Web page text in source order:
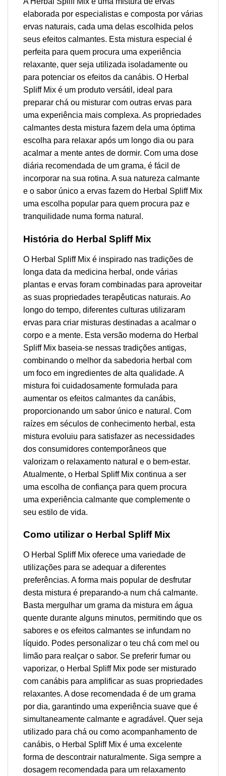
elaborada por especialistas e composta por várias
ervas naturais, cada uma delas escolhida pelos
seus efeitos calmantes. Esta mistura especial é
perfeita para quem procura uma experiência
relaxante, quer seja utilizada isoladamente ou
para potenciar os efeitos da canábis. O Herbal
Spliff Mix é um produto versátil, ideal para
preparar chá ou misturar com outras ervas para
uma experiência mais complexa. As propriedades
calmantes desta mistura fazem dela uma óptima
escolha para relaxar após um longo dia ou para
acalmar a mente antes de dormir. Com uma dose
diária recomendada de um grama, é fácil de
incorporar na sua rotina. A sua natureza calmante
e o sabor único a ervas fazem do Herbal Spliff Mix
uma escolha popular para quem procura paz e
tranquilidade numa forma natural.
História do Herbal Spliff Mix
O Herbal Spliff Mix é inspirado nas tradições de
longa data da medicina herbal, onde várias
plantas e ervas foram combinadas para aproveitar
as suas propriedades terapêuticas naturais. Ao
longo do tempo, diferentes culturas utilizaram
ervas para criar misturas destinadas a acalmar o
corpo e a mente. Esta versão moderna do Herbal
Spliff Mix baseia-se nessas tradições antigas,
combinando o melhor da sabedoria herbal com
um foco em ingredientes de alta qualidade. A
mistura foi cuidadosamente formulada para
aumentar os efeitos calmantes da canábis,
proporcionando um sabor único e natural. Com
raízes em séculos de conhecimento herbal, esta
mistura evoluiu para satisfazer as necessidades
dos consumidores contemporâneos que
valorizam o relaxamento natural e o bem-estar.
Atualmente, o Herbal Spliff Mix continua a ser
uma escolha de confiança para quem procura
uma experiência calmante que complemente o
seu estilo de vida.
Como utilizar o Herbal Spliff Mix
O Herbal Spliff Mix oferece uma variedade de
utilizações para se adequar a diferentes
preferências. A forma mais popular de desfrutar
desta mistura é preparando-a num chá calmante.
Basta mergulhar um grama da mistura em água
quente durante alguns minutos, permitindo que os
sabores e os efeitos calmantes se infundam no
líquido. Podes personalizar o teu chá com mel ou
limão para realçar o sabor. Se preferir fumar ou
vaporizar, o Herbal Spliff Mix pode ser misturado
com canábis para amplificar as suas propriedades
relaxantes. A dose recomendada é de um grama
por dia, garantindo uma experiência suave que é
simultaneamente calmante e agradável. Quer seja
utilizado para chá ou como acompanhamento de
canábis, o Herbal Spliff Mix é uma excelente
forma de descontrair naturalmente. Siga sempre a
dosagem recomendada para um relaxamento